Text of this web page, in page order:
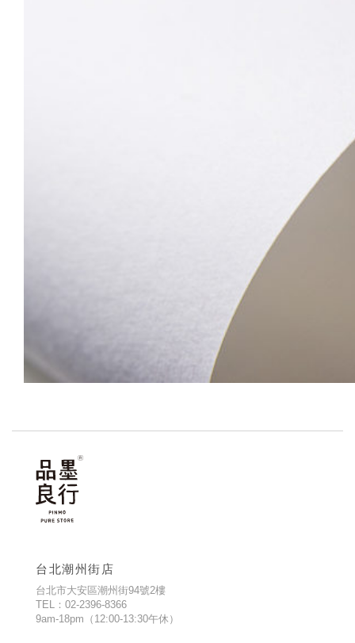
台北潮州街店
台北市大安區潮州街94號2樓
TEL：02-2396-8366
9am-18pm（12:00-13:30午休）